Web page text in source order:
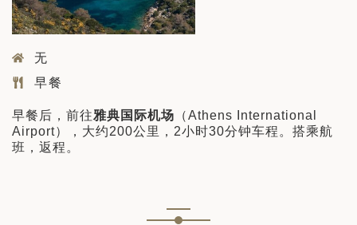
无
早餐
早餐后，前往雅典国际机场 （Athens International
Airport），大约200公里，2小时30分钟车程。搭乘航
班，返程。